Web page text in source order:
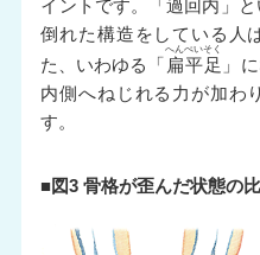
イントです。「過回内 」
倒れた構造をしている人
た、いわゆる「 扁平足
へんぺいそく
」
内側へねじれる力が加わ
す。
■図3 骨格が歪んだ状態の